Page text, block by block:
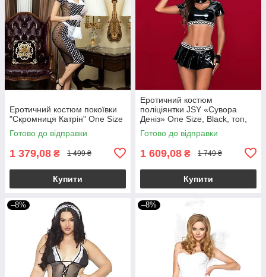
Еротичний костюм покоївки
"Скромниця Катрін" One Size
Готово до відправки
1 379,08 ₴ 1 499 ₴
Купити
Еротичний костюм
поліціянтки JSY «Сувора
Деніз» One Size, Black, топ,
спідниця, рукавички, кашкет
Готово до відправки
1 609,08 ₴ 1 749 ₴
Купити
–8% –8%